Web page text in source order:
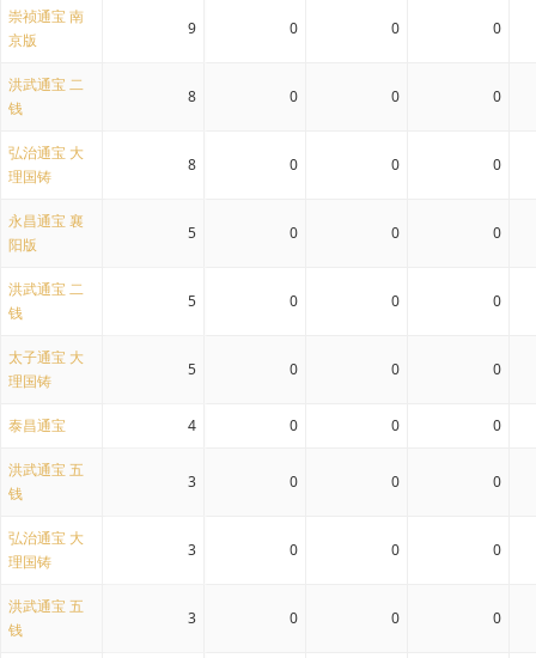
崇祯通宝 南
京版
9 0 0 0
洪武通宝 二
钱
8 0 0 0
弘治通宝 大
理国铸
8 0 0 0
永昌通宝 襄
阳版
5 0 0 0
洪武通宝 二
钱
5 0 0 0
太子通宝 大
理国铸
5 0 0 0
泰昌通宝 4 0 0 0
洪武通宝 五
钱
3 0 0 0
弘治通宝 大
理国铸
3 0 0 0
洪武通宝 五
钱
3 0 0 0